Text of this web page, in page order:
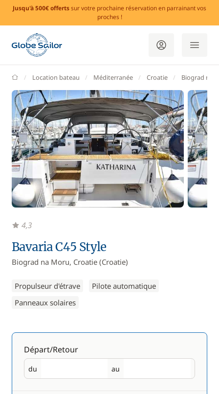
Jusqu'à 500€ offertssur votre prochaine réservation en parrainant vos
proches !
GlobeSailor
Location bateau Méditerranée Croatie Biograd na
Bavaria C45 Style
Biograd na Moru, Croatie (Croatie)
Propulseur d'étrave
Pilote automatique
Panneaux solaires
4,3
Départ/Retour
du
Départ au
Retour